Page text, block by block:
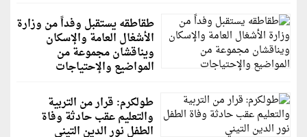
طقاطقه يستقبل وفداً من وزارة
الأشغال العامة والإسكان
ويناقشان مجموعة من
المواضيع والإحتياجات
طولكرم: قرار من التربية
والتعليم عقب حادثة وفاة
الطفل نور الدين التيني